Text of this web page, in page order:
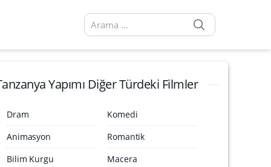
Arama sonuçları:
Yapımı Diğer Türdeki Filmler
Dram
Komedi
Animasyon
Romantik
Bilim Kurgu
Macera